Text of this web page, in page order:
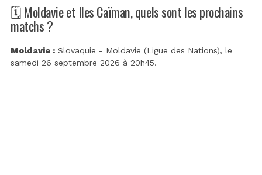
🗓️ Moldavie et Iles Caïman, quels sont les prochains
matchs ?
Moldavie : Slovaquie - Moldavie (Ligue des Nations), le
samedi 26 septembre 2026 à 20h45.